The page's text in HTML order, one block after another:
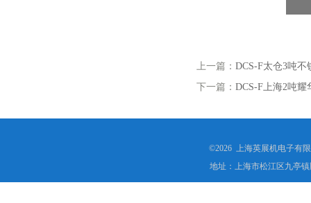
上一篇： DCS-F太仓3吨
下一篇： DCS-F上海2吨
©2026 上海英展机电子有
地址：上海市松江区九亭镇